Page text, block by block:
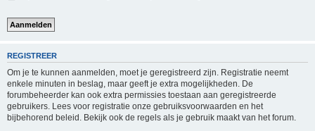
REGISTREER
Om je te kunnen aanmelden, moet je geregistreerd zijn. Registratie neemt
enkele minuten in beslag, maar geeft je extra mogelijkheden. De
forumbeheerder kan ook extra permissies toestaan aan geregistreerde
gebruikers. Lees voor registratie onze gebruiksvoorwaarden en het
bijbehorend beleid. Bekijk ook de regels als je gebruik maakt van het forum.